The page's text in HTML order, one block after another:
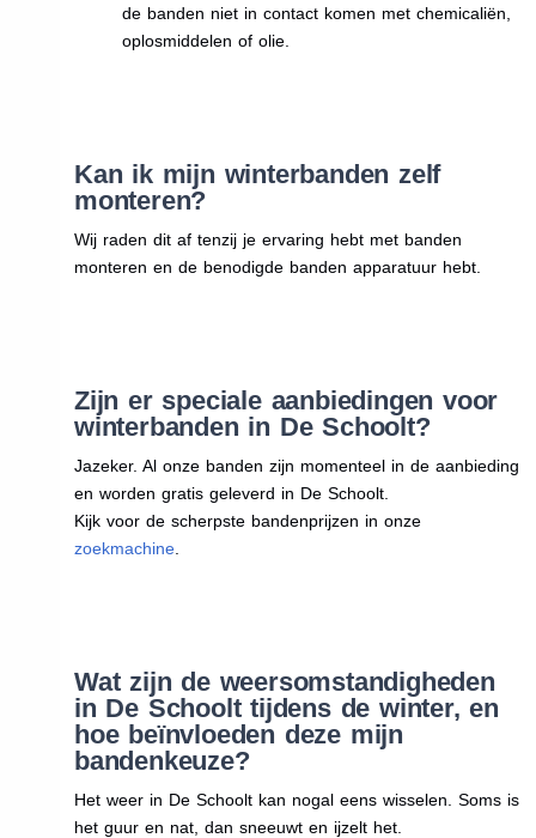
de banden niet in contact komen met chemicaliën,
oplosmiddelen of olie.
Kan ik mijn winterbanden zelf
monteren?
Wij raden dit af tenzij je ervaring hebt met banden
monteren en de benodigde banden apparatuur hebt.
Zijn er speciale aanbiedingen voor
winterbanden in De Schoolt?
Jazeker. Al onze banden zijn momenteel in de aanbieding
en worden gratis geleverd in De Schoolt.
Kijk voor de scherpste bandenprijzen in onze
zoekmachine.
Wat zijn de weersomstandigheden
in De Schoolt tijdens de winter, en
hoe beïnvloeden deze mijn
bandenkeuze?
Het weer in De Schoolt kan nogal eens wisselen. Soms is
het guur en nat, dan sneeuwt en ijzelt het.